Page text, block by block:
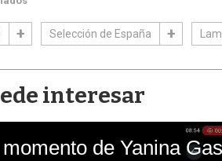
Selección de España
interesar